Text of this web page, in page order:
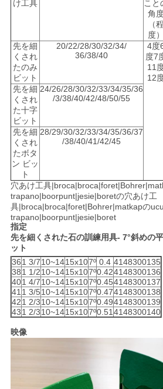
い
地
図
PRIVACY
POLICY
け工具
こと
角
（程
度）
先を細
くされ
たのみ
ビット
20/22/28/30/32/34/
36/38/40
4度
度7
11
12
先を細
くされ
た十字
ビット
24/26/28/30/32/33/34/35/36
/3/38/40/42/48/50/55
先を細
くされ
たボタ
ン ビッ
ト
28/29/30/32/33/34/35/36/37
/38/40/41/42/45
穴あけ工具
trapano|boorpunt|jesie|boretの穴あけ工
具|broca|broca|foret|Bohrer|matkapの
trapano|boorpunt|jesie|boret
指定
先を細くされた石の訓練用具- 7°斜めの
ット
361 3/710~1415x107º 0.4 4148300135
381 1/210~1415x107º0.424148300136
401 4/710~1415x107º0.454148300137
411 3/510~1415x107º0.474148300138
421 2/310~1415x107º0.494148300139
431 2/310~1415x107º0.514148300140
映像